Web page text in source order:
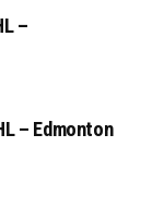
–
– Edmonton